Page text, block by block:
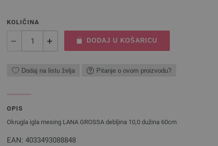
KOLIČINA
DODAJ U KOŠARICU
Dodaj na listu želja Pitanje o ovom proizvodu?
OPIS
Okrugla igla mesing LANA GROSSA debljina 10,0 dužina 60cm
EAN: 4033493088848